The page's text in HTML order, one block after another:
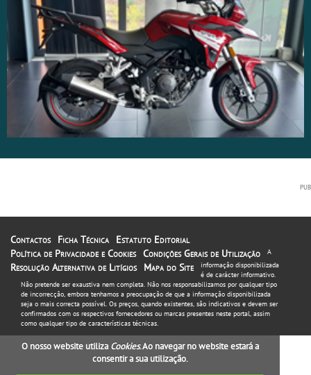
Contactos Ficha Técnica
Estatuto Editorial
Política de Privacidade e Cookies Condições Gerais de Utilização
Resolução Alternativa de Litígios
Mapa do Site
A
informação disponibilizada
é de carácter informativo.
Não pretende ser exaustiva nem completa. Não nos responsabilizamos por qualquer tipo
de incorrecção, embora tenhamos a preocupação de que a informação disponibilizada
seja o mais correcta possível. Os preços, quando existentes, são indicativos e devem ser
confirmados com os respectivos fornecedores ou marcas presentes neste portal, assim
como qualquer tipo de características técnicas.
O nosso website utiliza Cookies. Ao navegar no website estará a
consentir a sua utilização.